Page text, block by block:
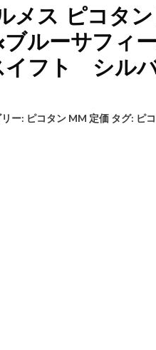
メス ピコタ
ブルーサフィ
イフト シル
ー: ピコタン MM 定価 タグ: ピ